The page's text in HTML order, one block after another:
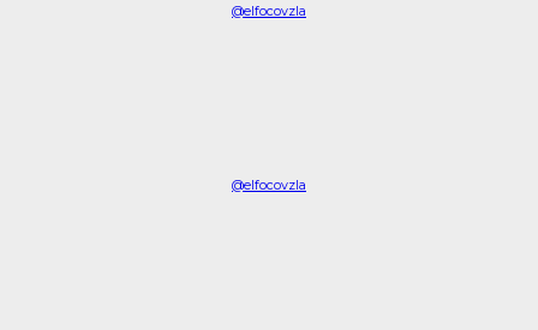
@elfocovzla
@elfocovzla